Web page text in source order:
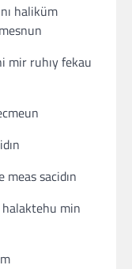
haliküm
mir ruhıy fekau
sacidın
halaktehu min